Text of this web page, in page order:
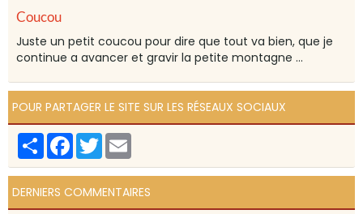
Coucou
Juste un petit coucou pour dire que tout va bien, que je
continue a avancer et gravir la petite montagne ...
POUR PARTAGER LE SITE SUR LES RÉSEAUX SOCIAUX
PartagerFacebook
Twitter
DERNIERS COMMENTAIRES